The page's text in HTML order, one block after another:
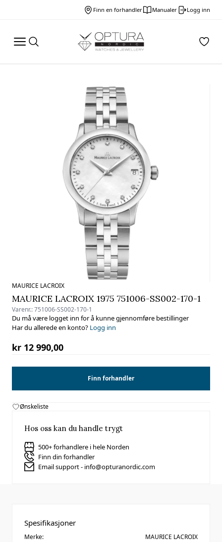
Finn en forhandler Manualer Logg inn
MAURICE LACROIX
MAURICE LACROIX 1975 751006-SS002-170-1
Varenr.:751006-SS002-170-1
Du må være logget inn for å kunne gjennomføre bestillinger
Har du allerede en konto? Logg inn
kr 12 990,00
Finn forhandler
Ønskeliste
Hos oss kan du handle trygt
500+ forhandlere i hele Norden
Finn din forhandler
Email support - info@opturanordic.com
Spesifikasjoner
Merke:
MAURICE LACROIX